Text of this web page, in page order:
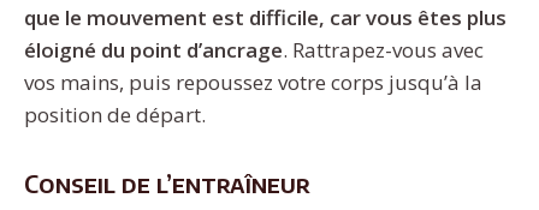
que le mouvement est difficile, car vous êtes plus
éloigné du point d’ancrage. Rattrapez-vous avec
vos mains, puis repoussez votre corps jusqu’à la
position de départ.
Conseil de l’entraîneur